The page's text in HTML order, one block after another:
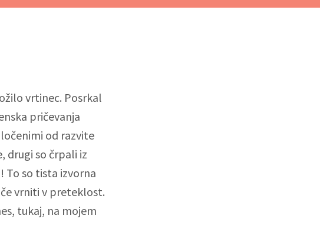
vrtinec. Posrkal
pričevanja
od razvite
drugi so črpali iz
To so tista izvorna
vrniti v preteklost.
tukaj, na mojem